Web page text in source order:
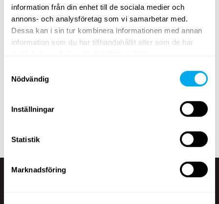
information från din enhet till de sociala medier och
annons- och analysföretag som vi samarbetar med.
Dessa kan i sin tur kombinera informationen med annan
information som du har tillhandahållit eller som de har
Nödvändig
Inställningar
Statistik
Marknadsföring
Välj kategorientreprenad ,transportfordon,lantbruk
skogsmaskiner,materialhantering ellergrönytemaskiner
Använd sökkriterierna för tunga fordon på sidan för att
fordon efter produktgrupp, märke, modell, ort, modellår,
pris, typ av annons eller produktens totalvikt.
Ta en titt på Maatoris utbud av tunga fordon och hitta
rätt produkt för dina behov! Om du inte hittar det du